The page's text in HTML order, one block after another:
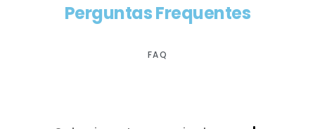
Perguntas Frequentes
FAQ